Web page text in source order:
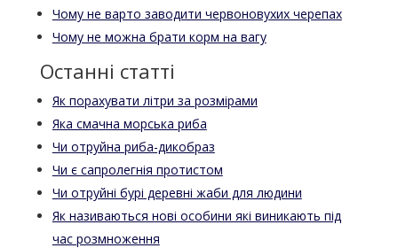
Чому не варто заводити червоновухих черепах
Чому не можна брати корм на вагу
Останні статті
Як порахувати літри за розмірами
Яка смачна морська риба
Чи отруйна риба-дикобраз
Чи є сапролегнія протистом
Чи отруйні бурі деревні жаби для людини
Як називаються нові особини які виникають під
час розмноження